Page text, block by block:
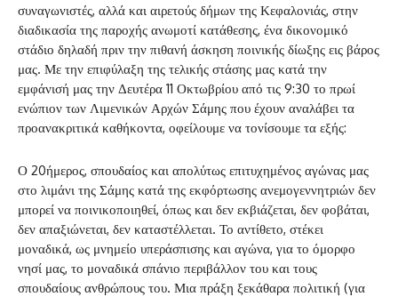
συναγωνιστές, αλλά και αιρετούς δήμων της Κεφαλονιάς, στην
διαδικασία της παροχής ανωμοτί κατάθεσης, ένα δικονομικό
στάδιο δηλαδή πριν την πιθανή άσκηση ποινικής δίωξης εις βάρος
μας. Με την επιφύλαξη της τελικής στάσης μας κατά την
εμφάνισή μας την Δευτέρα 11 Οκτωβρίου από τις 9:30 το πρωί
ενώπιον των Λιμενικών Αρχών Σάμης που έχουν αναλάβει τα
προανακριτικά καθήκοντα, οφείλουμε να τονίσουμε τα εξής:
Ο 20ήμερος, σπουδαίος και απολύτως επιτυχημένος αγώνας μας
στο λιμάνι της Σάμης κατά της εκφόρτωσης ανεμογεννητριών δεν
μπορεί να ποινικοποιηθεί, όπως και δεν εκβιάζεται, δεν φοβάται,
δεν απαξιώνεται, δεν καταστέλλεται. Το αντίθετο, στέκει
μοναδικά, ως μνημείο υπεράσπισης και αγώνα, για το όμορφο
νησί μας, το μοναδικά σπάνιο περιβάλλον του και τους
σπουδαίους ανθρώπους του. Μια πράξη ξεκάθαρα πολιτική (για